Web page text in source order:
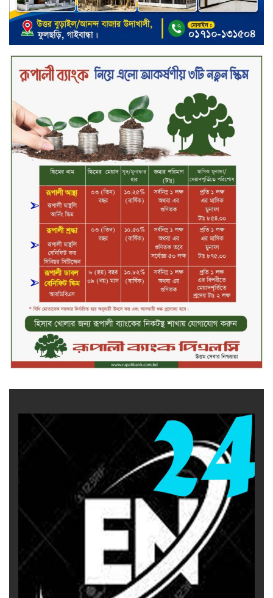
কারখানার উৎপাদন কার্যক্রম সম্পূর্ণ বন্ধ,
জানাল এস আলম কোল্ড রোলড স্টিলস
দীর্ঘস্থায়ী ৭,৫০০ এমএএইচ ব্যাটারি
এবং শক্তিশালী গরিলা গ্লাস ৭আই সুরক্ষা
নিয়ে শাওমি উন্মোচন করল নতুন রেডমি
২০২৫-২৬ অর্থবছরে এনবিআরের রাজস্ব
আদায় ৪.১৫ লাখ কোটি টাকা
সপ্তাহের তৃতীয় কার্যদিবসে লেনদেনের
শীর্ষে একমি পেস্টিসাইড
সপ্তাহের তৃতীয় কার্যদিবসে দরবৃদ্ধির
শীর্ষে সেন্ট্রাল ইন্সুরেন্স